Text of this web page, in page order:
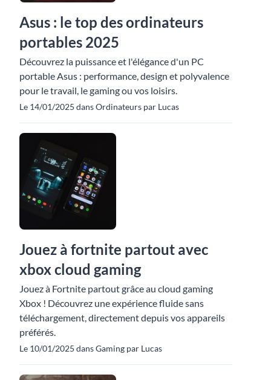
Asus : le top des ordinateurs
portables 2025
Découvrez la puissance et l'élégance d'un PC
portable Asus : performance, design et polyvalence
pour le travail, le gaming ou vos loisirs.
Le 14/01/2025 dans Ordinateurs par Lucas
Jouez à fortnite partout avec
xbox cloud gaming
Jouez à Fortnite partout grâce au cloud gaming
Xbox ! Découvrez une expérience fluide sans
téléchargement, directement depuis vos appareils
préférés.
Le 10/01/2025 dans Gaming par Lucas